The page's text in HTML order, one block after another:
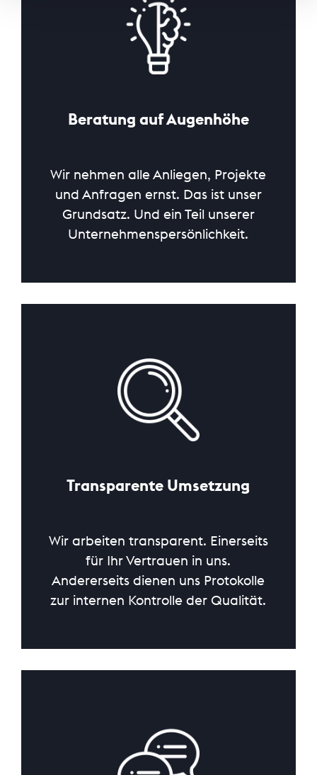
Beratung auf Augenhöhe
Wir nehmen alle Anliegen, Projekte
und Anfragen ernst. Das ist unser
Grundsatz. Und ein Teil unserer
Unternehmenspersönlichkeit.
Transparente Umsetzung
Wir arbeiten transparent. Einerseits
für Ihr Vertrauen in uns.
Andererseits dienen uns Protokolle
zur internen Kontrolle der Qualität.